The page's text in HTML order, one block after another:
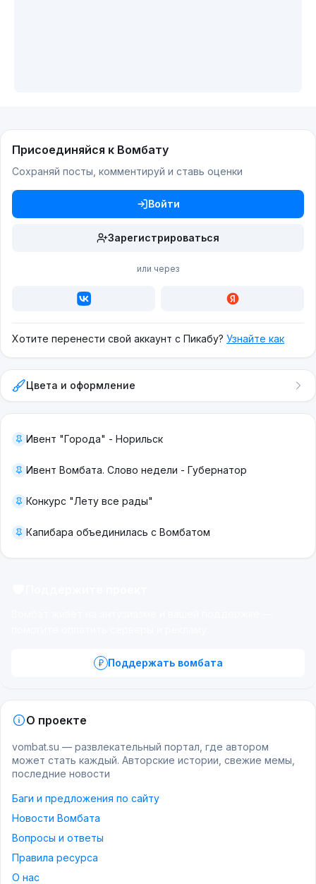
Присоединяйся к Вомбату
Сохраняй посты, комментируй и ставь оценки
Войти
Зарегистрироваться
или через
Хотите перенести свой аккаунт с Пикабу? Узнайте как
Цвета и оформление
Ивент "Города" - Норильск
Ивент Вомбата. Слово недели - Губернатор
Конкурс "Лету все рады"
Капибара объединилась с Вомбатом
Поддержать вомбата
О проекте
vombat.su — развлекательный портал, где автором
может стать каждый. Авторские истории, свежие мемы,
последние новости
Баги и предложения по сайту
Новости Вомбата
Вопросы и ответы
Правила ресурса
О нас